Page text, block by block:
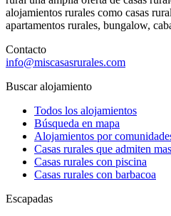
alojamientos rurales como casas
apartamentos rurales, bungalow,
Contacto
info@miscasasrurales.com
Buscar alojamiento
Todos los alojamientos
Búsqueda en mapa
Alojamientos por
Casas rurales que admiten
Casas rurales con piscina
Casas rurales con barbacoa
Escapadas